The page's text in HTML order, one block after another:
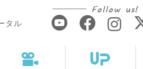
タル
Follow us!